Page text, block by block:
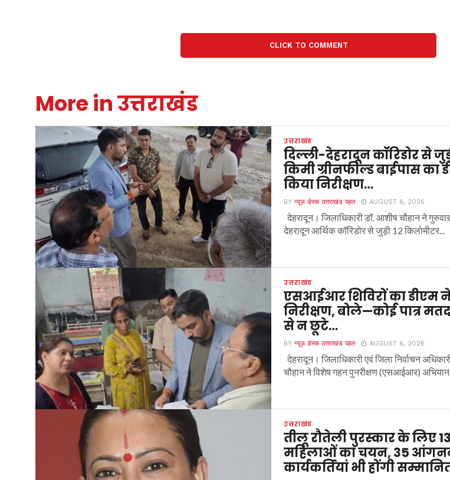
CLICK TO COMMENT
More in उत्तराखंड
उत्तराखंड
दिल्ली-देहरादून कॉरिडोर से
किमी ग्रीनफील्ड बाईपास का
किया निरीक्षण…
BYन्यूज़ डेस्क उत्तराखंड पहल AUGUST 6, 2026
देहरादून। जिलाधिकारी डॉ. आशीष चौहान ने
देहरादून आर्थिक कॉरिडोर से जुड़ी 12 किलोमीटर...
उत्तराखंड
एसआईआर शिविरों का डीएम
निरीक्षण, बोले—कोई पात्र
से न छूटे…
BYन्यूज़ डेस्क उत्तराखंड पहल AUGUST 6, 2026
देहरादून। जिलाधिकारी एवं जिला निर्वाचन
चौहान ने विशेष गहन पुनरीक्षण (एसआईआर)
उत्तराखंड
तीलू रौतेली पुरस्कार के लिए 13
महिलाओं का चयन, 35
कार्यकर्तियां भी होंगी